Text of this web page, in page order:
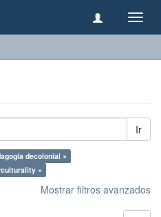
Ir
decolonial ×
×
Mostrar filtros avanzados